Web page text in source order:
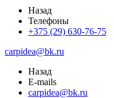
Назад
Телефоны
+375 (29) 630-76-75
carpidea@bk.ru
Назад
E-mails
carpidea@bk.ru